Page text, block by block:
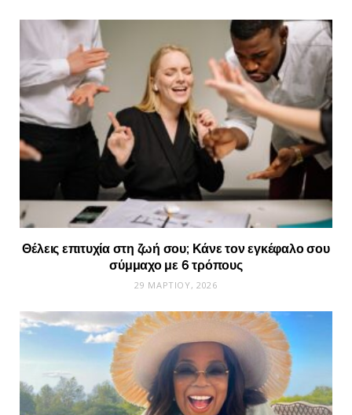
Θέλεις επιτυχία στη ζωή σου; Κάνε τον εγκέφαλο σου
σύμμαχο με 6 τρόπους
29 ΜΑΡΤΊΟΥ, 2026